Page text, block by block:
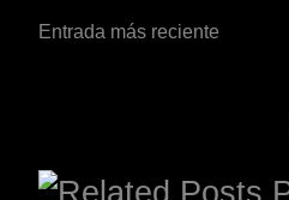
Entrada más reciente